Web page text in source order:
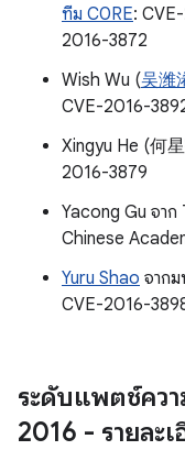
ทีม C0RE:
2016-3872
Wish Wu (吴潍
CVE-2016-
Xingyu He (何
2016-3879
Yacong Gu จา
Chinese
Yuru Shao จาก
CVE-2016-
ระดับแพตช์คว
2016 - รายละ